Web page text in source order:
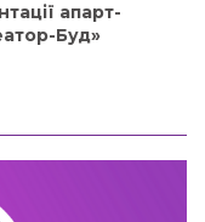
апарт-
Буд»